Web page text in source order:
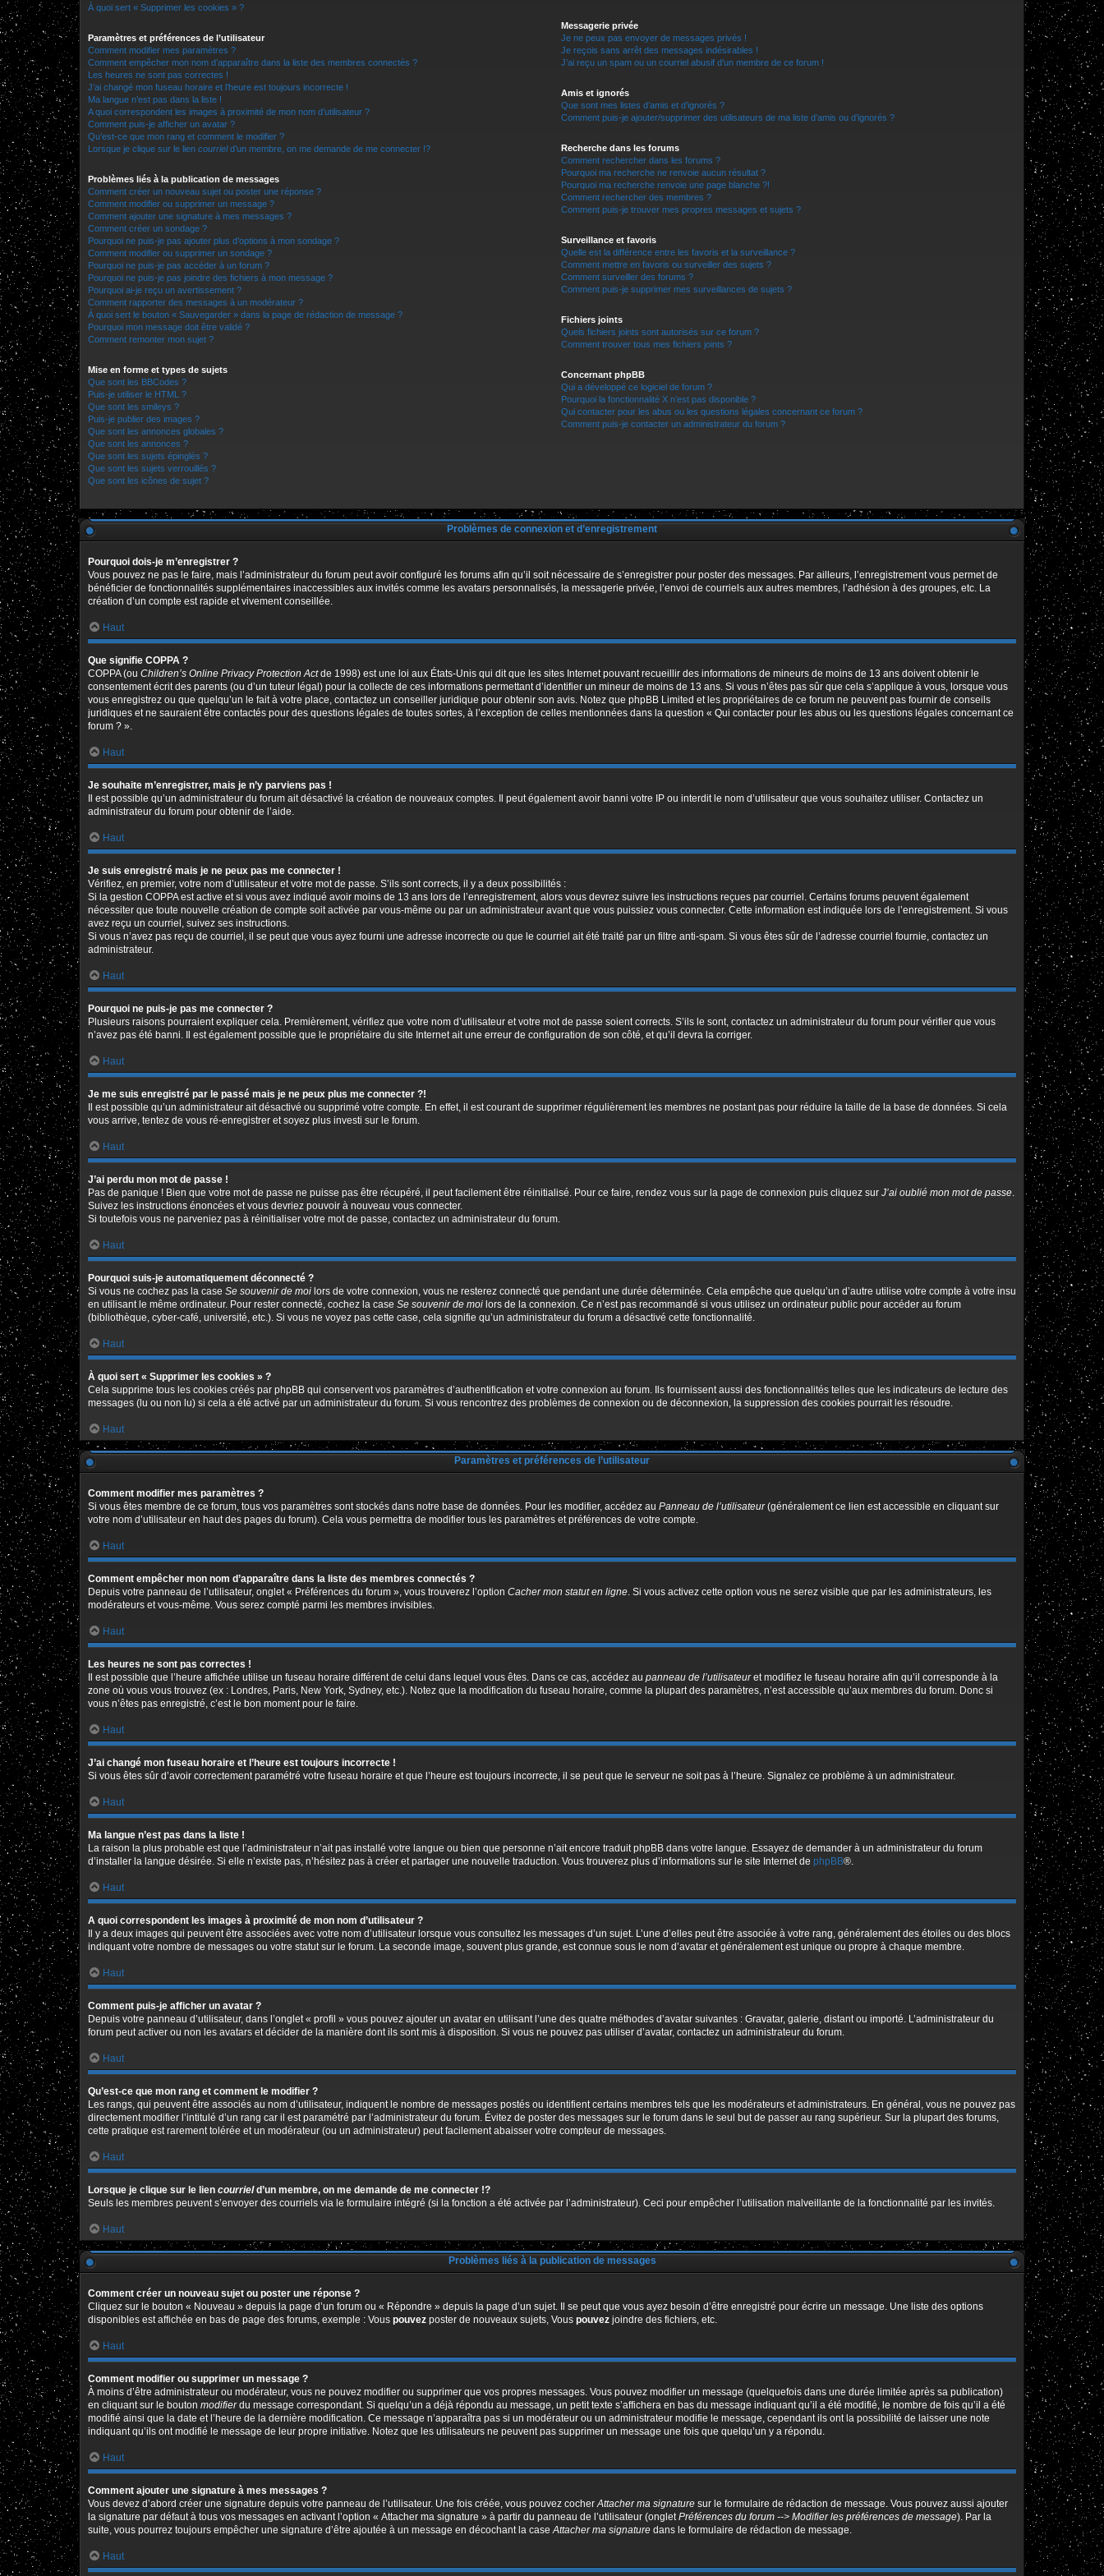
À quoi sert « Supprimer les cookies » ?
Paramètres et préférences de l’utilisateur
Comment modifier mes paramètres ?
Comment empêcher mon nom d’apparaître dans la liste des membres connectés ?
Les heures ne sont pas correctes !
J’ai changé mon fuseau horaire et l’heure est toujours incorrecte !
Ma langue n’est pas dans la liste !
A quoi correspondent les images à proximité de mon nom d’utilisateur ?
Comment puis-je afficher un avatar ?
Qu’est-ce que mon rang et comment le modifier ?
Lorsque je clique sur le lien courrield’un membre, on me demande de me connecter !?
Problèmes liés à la publication de messages
Comment créer un nouveau sujet ou poster une réponse ?
Comment modifier ou supprimer un message ?
Comment ajouter une signature à mes messages ?
Comment créer un sondage ?
Pourquoi ne puis-je pas ajouter plus d’options à mon sondage ?
Comment modifier ou supprimer un sondage ?
Pourquoi ne puis-je pas accéder à un forum ?
Pourquoi ne puis-je pas joindre des fichiers à mon message ?
Pourquoi ai-je reçu un avertissement ?
Comment rapporter des messages à un modérateur ?
À quoi sert le bouton « Sauvegarder » dans la page de rédaction de message ?
Pourquoi mon message doit être validé ?
Comment remonter mon sujet ?
Mise en forme et types de sujets
Que sont les BBCodes ?
Puis-je utiliser le HTML ?
Que sont les smileys ?
Puis-je publier des images ?
Que sont les annonces globales ?
Que sont les annonces ?
Que sont les sujets épinglés ?
Que sont les sujets verrouillés ?
Que sont les icônes de sujet ?
Messagerie privée
Je ne peux pas envoyer de messages privés !
Je reçois sans arrêt des messages indésirables !
J’ai reçu un spam ou un courriel abusif d’un membre de ce forum !
Amis et ignorés
Que sont mes listes d’amis et d’ignorés ?
Comment puis-je ajouter/supprimer des utilisateurs de ma liste d’amis ou d’ignorés ?
Recherche dans les forums
Comment rechercher dans les forums ?
Pourquoi ma recherche ne renvoie aucun résultat ?
Pourquoi ma recherche renvoie une page blanche ?!
Comment rechercher des membres ?
Comment puis-je trouver mes propres messages et sujets ?
Surveillance et favoris
Quelle est la différence entre les favoris et la surveillance ?
Comment mettre en favoris ou surveiller des sujets ?
Comment surveiller des forums ?
Comment puis-je supprimer mes surveillances de sujets ?
Fichiers joints
Quels fichiers joints sont autorisés sur ce forum ?
Comment trouver tous mes fichiers joints ?
Concernant phpBB
Qui a développé ce logiciel de forum ?
Pourquoi la fonctionnalité X n’est pas disponible ?
Qui contacter pour les abus ou les questions légales concernant ce forum ?
Comment puis-je contacter un administrateur du forum ?
Problèmes de connexion et d’enregistrement
Pourquoi dois-je m’enregistrer ?
Vous pouvez ne pas le faire, mais l’administrateur du forum peut avoir configuré les forums afin qu’il soit nécessaire de s’enregistrer pour poster des messages. Par ailleurs, l’enregistrement vous permet de
bénéficier de fonctionnalités supplémentaires inaccessibles aux invités comme les avatars personnalisés, la messagerie privée, l’envoi de courriels aux autres membres, l’adhésion à des groupes, etc. La
création d’un compte est rapide et vivement conseillée.
Haut
Que signifie COPPA ?
COPPA (ou Children’s Online Privacy Protection Actde 1998) est une loi aux États-Unis qui dit que les sites Internet pouvant recueillir des informations de mineurs de moins de 13 ans doivent obtenir le
consentement écrit des parents (ou d’un tuteur légal) pour la collecte de ces informations permettant d’identifier un mineur de moins de 13 ans. Si vous n’êtes pas sûr que cela s’applique à vous, lorsque vous
vous enregistrez ou que quelqu’un le fait à votre place, contactez un conseiller juridique pour obtenir son avis. Notez que phpBB Limited et les propriétaires de ce forum ne peuvent pas fournir de conseils
juridiques et ne sauraient être contactés pour des questions légales de toutes sortes, à l’exception de celles mentionnées dans la question « Qui contacter pour les abus ou les questions légales concernant ce
forum ? ».
Haut
Je souhaite m’enregistrer, mais je n’y parviens pas !
Il est possible qu’un administrateur du forum ait désactivé la création de nouveaux comptes. Il peut également avoir banni votre IP ou interdit le nom d’utilisateur que vous souhaitez utiliser. Contactez un
administrateur du forum pour obtenir de l’aide.
Haut
Je suis enregistré mais je ne peux pas me connecter !
Vérifiez, en premier, votre nom d’utilisateur et votre mot de passe. S’ils sont corrects, il y a deux possibilités :
Si la gestion COPPA est active et si vous avez indiqué avoir moins de 13 ans lors de l’enregistrement, alors vous devrez suivre les instructions reçues par courriel. Certains forums peuvent également
nécessiter que toute nouvelle création de compte soit activée par vous-même ou par un administrateur avant que vous puissiez vous connecter. Cette information est indiquée lors de l’enregistrement. Si vous
avez reçu un courriel, suivez ses instructions.
Si vous n’avez pas reçu de courriel, il se peut que vous ayez fourni une adresse incorrecte ou que le courriel ait été traité par un filtre anti-spam. Si vous êtes sûr de l’adresse courriel fournie, contactez un
administrateur.
Haut
Pourquoi ne puis-je pas me connecter ?
Plusieurs raisons pourraient expliquer cela. Premièrement, vérifiez que votre nom d’utilisateur et votre mot de passe soient corrects. S’ils le sont, contactez un administrateur du forum pour vérifier que vous
n’avez pas été banni. Il est également possible que le propriétaire du site Internet ait une erreur de configuration de son côté, et qu’il devra la corriger.
Haut
Je me suis enregistré par le passé mais je ne peux plus me connecter ?!
Il est possible qu’un administrateur ait désactivé ou supprimé votre compte. En effet, il est courant de supprimer régulièrement les membres ne postant pas pour réduire la taille de la base de données. Si cela
vous arrive, tentez de vous ré-enregistrer et soyez plus investi sur le forum.
Haut
J’ai perdu mon mot de passe !
Pas de panique ! Bien que votre mot de passe ne puisse pas être récupéré, il peut facilement être réinitialisé. Pour ce faire, rendez vous sur la page de connexion puis cliquez sur J’ai oublié mon mot de passe.
Suivez les instructions énoncées et vous devriez pouvoir à nouveau vous connecter.
Si toutefois vous ne parveniez pas à réinitialiser votre mot de passe, contactez un administrateur du forum.
Haut
Pourquoi suis-je automatiquement déconnecté ?
Si vous ne cochez pas la case Se souvenir de moi lors de votre connexion, vous ne resterez connecté que pendant une durée déterminée. Cela empêche que quelqu’un d’autre utilise votre compte à votre insu
en utilisant le même ordinateur. Pour rester connecté, cochez la case Se souvenir de moi lors de la connexion. Ce n’est pas recommandé si vous utilisez un ordinateur public pour accéder au forum
(bibliothèque, cyber-café, université, etc.). Si vous ne voyez pas cette case, cela signifie qu’un administrateur du forum a désactivé cette fonctionnalité.
Haut
À quoi sert « Supprimer les cookies » ?
Cela supprime tous les cookies créés par phpBB qui conservent vos paramètres d’authentification et votre connexion au forum. Ils fournissent aussi des fonctionnalités telles que les indicateurs de lecture des
messages (lu ou non lu) si cela a été activé par un administrateur du forum. Si vous rencontrez des problèmes de connexion ou de déconnexion, la suppression des cookies pourrait les résoudre.
Haut
Paramètres et préférences de l’utilisateur
Comment modifier mes paramètres ?
Si vous êtes membre de ce forum, tous vos paramètres sont stockés dans notre base de données. Pour les modifier, accédez au Panneau de l’utilisateur(généralement ce lien est accessible en cliquant sur
votre nom d’utilisateur en haut des pages du forum). Cela vous permettra de modifier tous les paramètres et préférences de votre compte.
Haut
Comment empêcher mon nom d’apparaître dans la liste des membres connectés ?
Depuis votre panneau de l’utilisateur, onglet « Préférences du forum », vous trouverez l’option Cacher mon statut en ligne. Si vous activez cette option vous ne serez visible que par les administrateurs, les
modérateurs et vous-même. Vous serez compté parmi les membres invisibles.
Haut
Les heures ne sont pas correctes !
Il est possible que l’heure affichée utilise un fuseau horaire différent de celui dans lequel vous êtes. Dans ce cas, accédez au panneau de l’utilisateuret modifiez le fuseau horaire afin qu’il corresponde à la
zone où vous vous trouvez (ex : Londres, Paris, New York, Sydney, etc.). Notez que la modification du fuseau horaire, comme la plupart des paramètres, n’est accessible qu’aux membres du forum. Donc si
vous n’êtes pas enregistré, c’est le bon moment pour le faire.
Haut
J’ai changé mon fuseau horaire et l’heure est toujours incorrecte !
Si vous êtes sûr d’avoir correctement paramétré votre fuseau horaire et que l’heure est toujours incorrecte, il se peut que le serveur ne soit pas à l’heure. Signalez ce problème à un administrateur.
Haut
Ma langue n’est pas dans la liste !
La raison la plus probable est que l’administrateur n’ait pas installé votre langue ou bien que personne n’ait encore traduit phpBB dans votre langue. Essayez de demander à un administrateur du forum
d’installer la langue désirée. Si elle n’existe pas, n’hésitez pas à créer et partager une nouvelle traduction. Vous trouverez plus d’informations sur le site Internet de phpBB®.
Haut
A quoi correspondent les images à proximité de mon nom d’utilisateur ?
Il y a deux images qui peuvent être associées avec votre nom d’utilisateur lorsque vous consultez les messages d’un sujet. L’une d’elles peut être associée à votre rang, généralement des étoiles ou des blocs
indiquant votre nombre de messages ou votre statut sur le forum. La seconde image, souvent plus grande, est connue sous le nom d’avatar et généralement est unique ou propre à chaque membre.
Haut
Comment puis-je afficher un avatar ?
Depuis votre panneau d’utilisateur, dans l’onglet « profil » vous pouvez ajouter un avatar en utilisant l’une des quatre méthodes d’avatar suivantes : Gravatar, galerie, distant ou importé. L’administrateur du
forum peut activer ou non les avatars et décider de la manière dont ils sont mis à disposition. Si vous ne pouvez pas utiliser d’avatar, contactez un administrateur du forum.
Haut
Qu’est-ce que mon rang et comment le modifier ?
Les rangs, qui peuvent être associés au nom d’utilisateur, indiquent le nombre de messages postés ou identifient certains membres tels que les modérateurs et administrateurs. En général, vous ne pouvez pas
directement modifier l’intitulé d’un rang car il est paramétré par l’administrateur du forum. Évitez de poster des messages sur le forum dans le seul but de passer au rang supérieur. Sur la plupart des forums,
cette pratique est rarement tolérée et un modérateur (ou un administrateur) peut facilement abaisser votre compteur de messages.
Haut
Lorsque je clique sur le lien courrield’un membre, on me demande de me connecter !?
Seuls les membres peuvent s’envoyer des courriels via le formulaire intégré (si la fonction a été activée par l’administrateur). Ceci pour empêcher l’utilisation malveillante de la fonctionnalité par les invités.
Haut
Problèmes liés à la publication de messages
Comment créer un nouveau sujet ou poster une réponse ?
Cliquez sur le bouton « Nouveau » depuis la page d’un forum ou « Répondre » depuis la page d’un sujet. Il se peut que vous ayez besoin d’être enregistré pour écrire un message. Une liste des options
disponibles est affichée en bas de page des forums, exemple : Vous pouvez poster de nouveaux sujets, Vous pouvez joindre des fichiers, etc.
Haut
Comment modifier ou supprimer un message ?
À moins d’être administrateur ou modérateur, vous ne pouvez modifier ou supprimer que vos propres messages. Vous pouvez modifier un message (quelquefois dans une durée limitée après sa publication)
en cliquant sur le bouton modifierdu message correspondant. Si quelqu’un a déjà répondu au message, un petit texte s’affichera en bas du message indiquant qu’il a été modifié, le nombre de fois qu’il a été
modifié ainsi que la date et l’heure de la dernière modification. Ce message n’apparaîtra pas si un modérateur ou un administrateur modifie le message, cependant ils ont la possibilité de laisser une note
indiquant qu’ils ont modifié le message de leur propre initiative. Notez que les utilisateurs ne peuvent pas supprimer un message une fois que quelqu’un y a répondu.
Haut
Comment ajouter une signature à mes messages ?
Vous devez d’abord créer une signature depuis votre panneau de l’utilisateur. Une fois créée, vous pouvez cocherAttacher ma signature sur le formulaire de rédaction de message. Vous pouvez aussi ajouter
la signature par défaut à tous vos messages en activant l’option « Attacher ma signature » à partir du panneau de l’utilisateur (ongletPréférences du forum --> Modifier les préférences de message). Par la
suite, vous pourrez toujours empêcher une signature d’être ajoutée à un message en décochant la caseAttacher ma signature dans le formulaire de rédaction de message.
Haut